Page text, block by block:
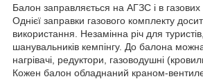
Балон заправляється на АГЗС і в газових
Однієї заправки газового комплекту
використання. Незамінна річ для
шанувальників кемпінгу. До балона можна
нагрівачі, редуктори, газоводушні
Кожен балон обладнаний краном-